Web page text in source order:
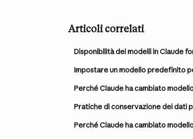
Articoli correlati
Disponibilità dei modelli in Claude
Impostare un modello predefinito
Perché Claude ha cambiato
Pratiche di conservazione dei dati
Perché Claude ha cambiato